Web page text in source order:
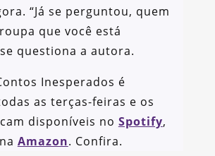
“Já se perguntou, quem
que você está
questiona a autora.
Inesperados é
as terças-feiras e os
disponíveis no Spotify,
Amazon. Confira.